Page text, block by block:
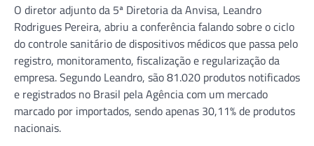
O diretor adjunto da 5ª Diretoria da Anvisa, Leandro
Rodrigues Pereira, abriu a conferência falando sobre o ciclo
do controle sanitário de dispositivos médicos que passa pelo
registro, monitoramento, fiscalização e regularização da
empresa. Segundo Leandro, são 81.020 produtos notificados
e registrados no Brasil pela Agência com um mercado
marcado por importados, sendo apenas 30,11% de produtos
nacionais.